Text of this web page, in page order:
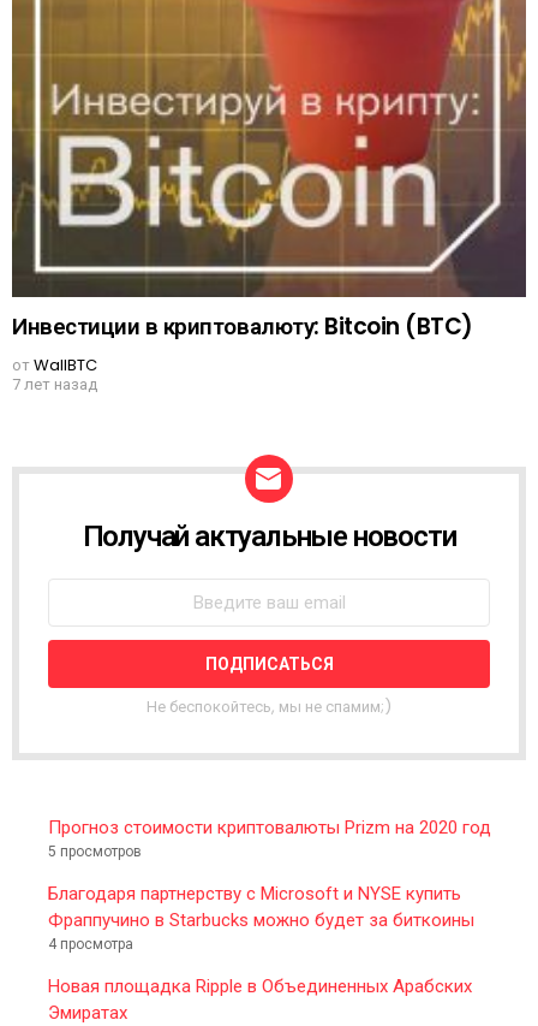
Инвестиции в криптовалюту: Bitcoin (BTC)
отWallBTC
7 лет назад
W
L
E
T
R
Получай актуальные новости
Не беспокойтесь, мы не спамим;)
Прогноз стоимости криптовалюты Prizm на 2020 год
5 просмотров
Благодаря партнерству с Microsoft и NYSE купить
Фраппучино в Starbucks можно будет за биткоины
4 просмотра
Новая площадка Ripple в Объединенных Арабских
Эмиратах